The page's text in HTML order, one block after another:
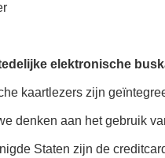
elektronische
kaartlezers zijn
denken aan het gebruik
Staten zijn de